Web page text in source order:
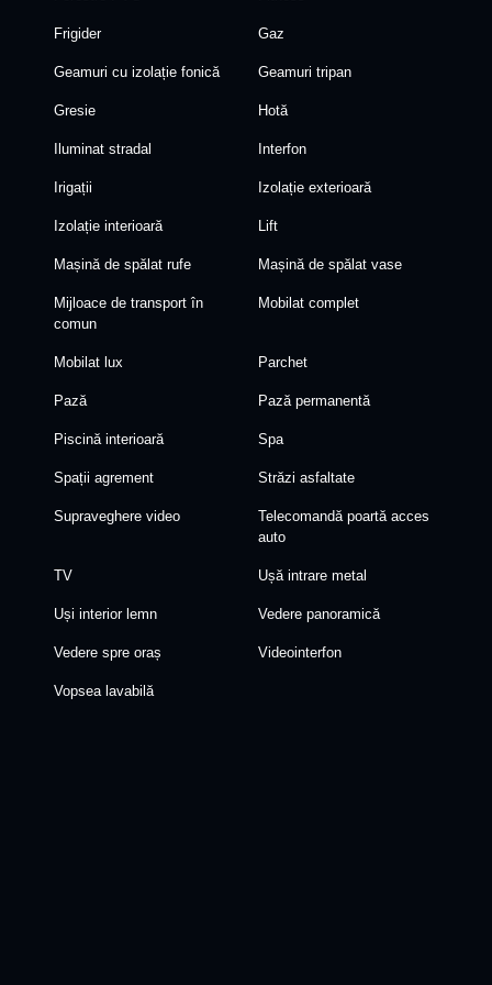
Frigider Gaz
Geamuri cu izolație fonică Geamuri tripan
Gresie Hotă
Iluminat stradal Interfon
Irigații Izolație exterioară
Izolație interioară Lift
Mașină de spălat rufe Mașină de spălat vase
Mijloace de transport în
comun
Mobilat complet
Mobilat lux Parchet
Pază Pază permanentă
Piscină interioară Spa
Spații agrement Străzi asfaltate
Supraveghere video
Telecomandă poartă acces
auto
TV Ușă intrare metal
Uși interior lemn Vedere panoramică
Vedere spre oraș Videointerfon
Vopsea lavabilă